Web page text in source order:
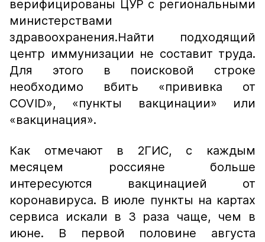
верифицированы ЦУР с региональными
министерствами
здравоохранения.Найти подходящий
центр иммунизации не составит труда.
Для этого в поисковой строке
необходимо вбить «прививка от
COVID», «пункты вакцинации» или
«вакцинация».
Как отмечают в 2ГИС, с каждым
месяцем россияне больше
интересуются вакцинацией от
коронавируса. В июле пункты на картах
сервиса искали в 3 раза чаще, чем в
июне. В первой половине августа